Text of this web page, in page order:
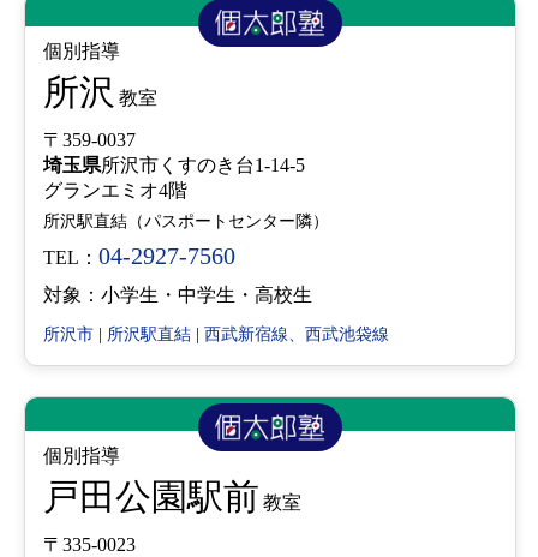
個別指導
所沢 教室
〒359-0037
埼玉県所沢市くすのき台1-14-5
グランエミオ4階
所沢駅直結（パスポートセンター隣）
TEL： 04-2927-7560
対象：小学生・中学生・高校生
所沢市 所沢駅直結 西武新宿線、西武池袋線
個別指導
戸田公園駅前 教室
〒335-0023